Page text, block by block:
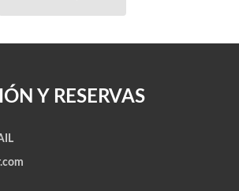
Y RESERVAS